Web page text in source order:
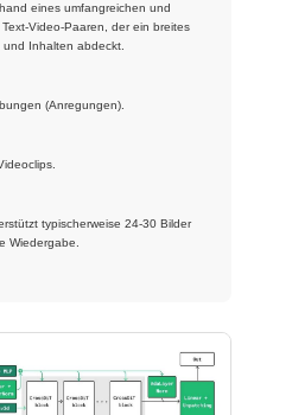
eines umfangreichen und
Video-Paaren, der ein breites
und Inhalten abdeckt.
(Anregungen).
typischerweise 24-30 Bilder
Wiedergabe.